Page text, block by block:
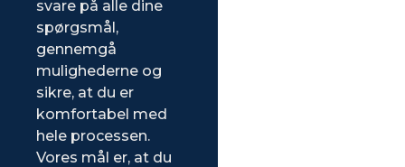
svare på alle dine
spørgsmål,
gennemgå
mulighederne og
sikre, at du er
komfortabel med
hele processen.
Vores mål er, at du